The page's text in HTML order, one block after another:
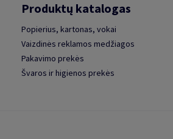
Produktų katalogas
Popierius, kartonas, vokai
Vaizdinės reklamos medžiagos
Pakavimo prekės
Švaros ir higienos prekės